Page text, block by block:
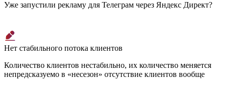
Уже запустили рекламу для Телеграм через Яндекс Директ?
Нет стабильного потока клиентов
Количество клиентов нестабильно, их количество меняется
непредсказуемо в «несезон» отсутствие клиентов вообще